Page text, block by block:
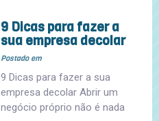
9 Dicas para fazer a
sua empresa decolar
Postado em
9 Dicas para fazer a sua
empresa decolar Abrir um
negócio próprio não é nada